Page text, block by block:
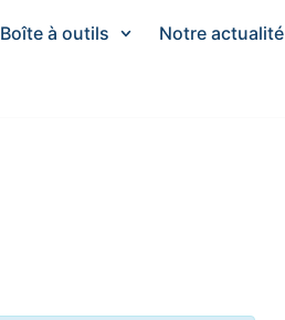
Boîte à outils Notre actualité